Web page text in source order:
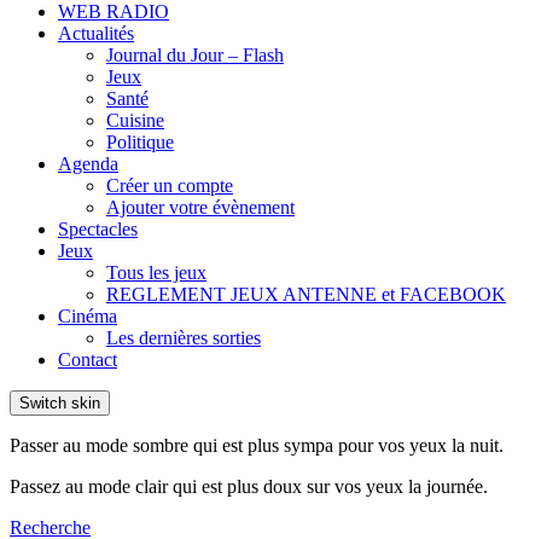
WEB RADIO
Actualités
Journal du Jour – Flash
Jeux
Santé
Cuisine
Politique
Agenda
Créer un compte
Ajouter votre évènement
Spectacles
Jeux
Tous les jeux
REGLEMENT JEUX ANTENNE et FACEBOOK
Cinéma
Les dernières sorties
Contact
Switch skin
Passer au mode sombre qui est plus sympa pour vos yeux la nuit.
Passez au mode clair qui est plus doux sur vos yeux la journée.
Recherche